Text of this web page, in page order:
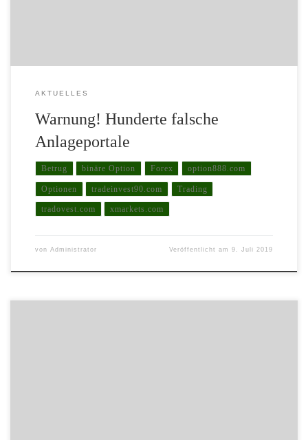
AKTUELLES
Warnung! Hunderte falsche
Anlageportale
Betrug binäre Option Forex option888.com
Optionen tradeinvest90.com Trading
tradovest.com xmarkets.com
von Administrator Veröffentlicht am9. Juli 2019